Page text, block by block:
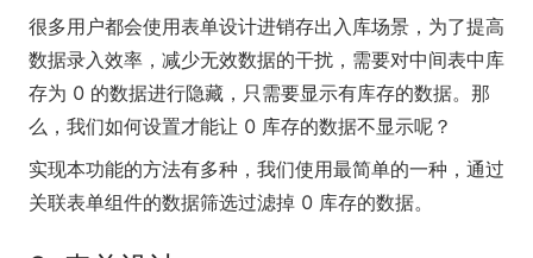
很多用户都会使用表单设计进销存出入库场景，为了提高
数据录入效率，减少无效数据的干扰，需要对中间表中库
存为 0 的数据进行隐藏，只需要显示有库存的数据。那
么，我们如何设置才能让 0 库存的数据不显示呢？
实现本功能的方法有多种，我们使用最简单的一种，通过
关联表单组件的数据筛选过滤掉 0 库存的数据。